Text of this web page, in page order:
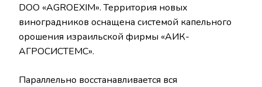
DOO «AGROEXIM». Территория новых
виноградников оснащена системой капельного
орошения израильской фирмы «АИК-
АГРОСИСТЕМС».
Параллельно восстанавливается вся